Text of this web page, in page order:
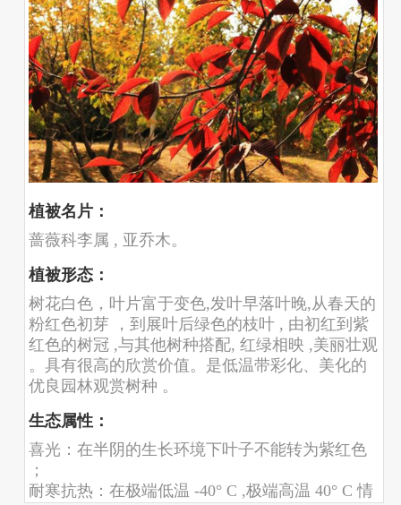
植被名片：
蔷薇科李属 , 亚乔木。
植被形态：
树花白色，叶片富于变色,发叶早落叶晚,从春天的
粉红色初芽 ，到展叶后绿色的枝叶 , 由初红到紫
红色的树冠 ,与其他树种搭配, 红绿相映 ,美丽壮观
。具有很高的欣赏价值。是低温带彩化、美化的
优良园林观赏树种 。
生态属性：
喜光：在半阴的生长环境下叶子不能转为紫红色
；
耐寒抗热：在极端低温 -40° C ,极端高温 40° C 情